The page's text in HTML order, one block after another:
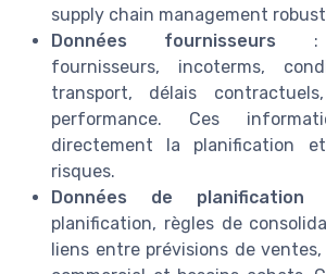
supply chain management
Données fournisseurs :
fournisseurs, incoterms,
transport, délais
performance. Ces
directement la planification
risques.
Données de planification :
planification, règles de
liens entre prévisions de